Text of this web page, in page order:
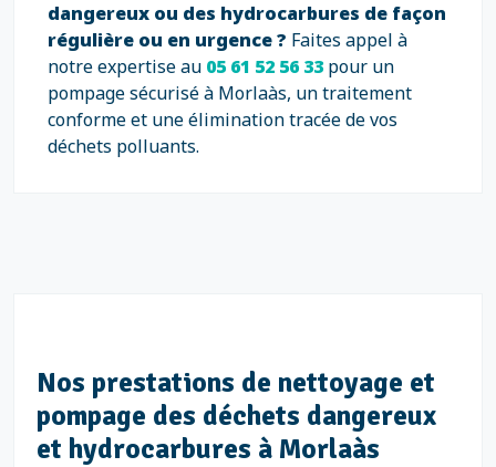
dangereux ou des hydrocarbures de façon
régulière ou en urgence ? Faites appel à
notre expertise au 05 61 52 56 33 pour un
pompage sécurisé à Morlaàs, un traitement
conforme et une élimination tracée de vos
déchets polluants.
Nos prestations de nettoyage et
pompage des déchets dangereux
et hydrocarbures à Morlaàs